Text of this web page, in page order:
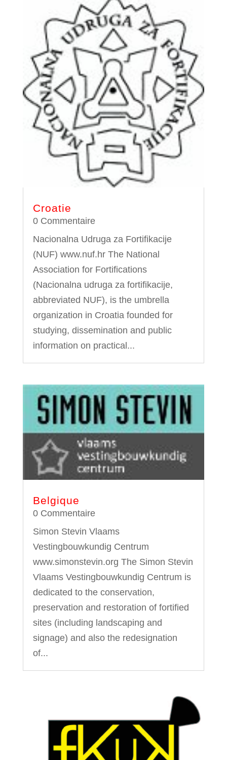
Croatie
0 Commentaire
Nacionalna Udruga za Fortifikacije
(NUF) www.nuf.hr The National
Association for Fortifications
(Nacionalna udruga za fortifikacije,
abbreviated NUF), is the umbrella
organization in Croatia founded for
studying, dissemination and public
information on practical...
Belgique
0 Commentaire
Simon Stevin Vlaams
Vestingbouwkundig Centrum
www.simonstevin.org The Simon Stevin
Vlaams Vestingbouwkundig Centrum is
dedicated to the conservation,
preservation and restoration of fortified
sites (including landscaping and
signage) and also the redesignation
of...